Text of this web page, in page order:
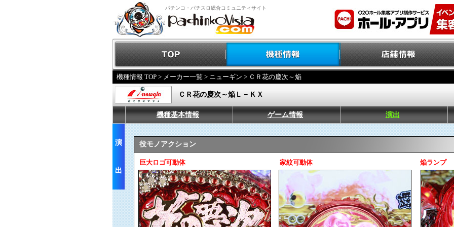
パチンコ・パチスロ総合コミュニティサイト
機種情報 TOP > メーカー一覧 > ニューギン > ＣＲ花の慶次～焔
ＣＲ花の慶次～焔Ｌ－ＫＸ
機種基本情報 ゲーム情報 演出
演
出
役モノアクション
巨大ロゴ可動体 家紋可動体 焔ランプ